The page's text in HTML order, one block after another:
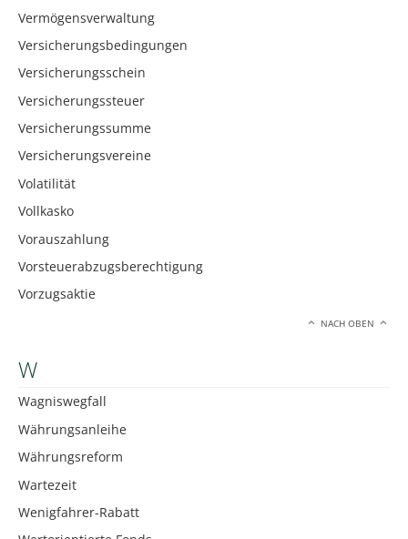
Vermögensverwaltung
Versicherungsbedingungen
Versicherungsschein
Versicherungssteuer
Versicherungssumme
Versicherungsvereine
Volatilität
Vollkasko
Vorauszahlung
Vorsteuerabzugsberechtigung
Vorzugsaktie
NACH OBEN
W
Wagniswegfall
Währungsanleihe
Währungsreform
Wartezeit
Wenigfahrer-Rabatt